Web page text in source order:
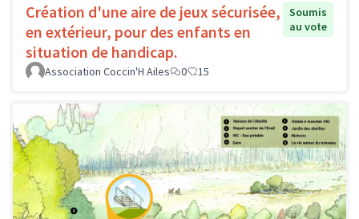
Création d'une aire de jeux sécurisée,
en extérieur, pour des enfants en
situation de handicap.
Soumis
au vote
Association Coccin'H Ailes 0 15